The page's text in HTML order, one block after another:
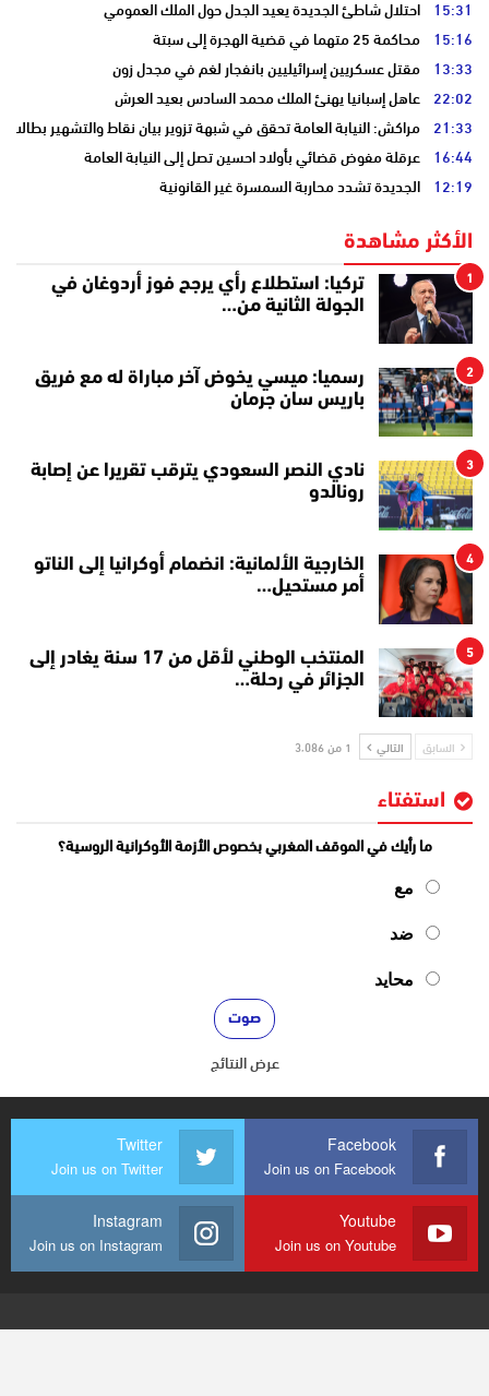
15:31 احتلال شاطئ الجديدة يعيد الجدل حول الملك العمومي
15:16 محاكمة 25 متهما في قضية الهجرة إلى سبتة
13:33 مقتل عسكريين إسرائيليين بانفجار لغم في مجدل زون
22:02 عاهل إسبانيا يهنئ الملك محمد السادس بعيد العرش
21:33 مراكش: النيابة العامة تحقق في شبهة تزوير بيان نقاط والتشهير بطالب
16:44 عرقلة مفوض قضائي بأولاد احسين تصل إلى النيابة العامة
12:19 الجديدة تشدد محاربة السمسرة غير القانونية
الأكثر مشاهدة
1
تركيا: استطلاع رأي يرجح فوز أردوغان في
الجولة الثانية من…
2
رسميا: ميسي يخوض آخر مباراة له مع فريق
باريس سان جرمان
3
نادي النصر السعودي يترقب تقريرا عن إصابة
رونالدو
4
الخارجية الألمانية: انضمام أوكرانيا إلى الناتو
أمر مستحيل…
5
المنتخب الوطني لأقل من 17 سنة يغادر إلى
الجزائر في رحلة…
السابق التالي 1 من 3٬086
استفتاء
ما رأيك في الموقف المغربي بخصوص الأزمة الأوكرانية الروسية؟
مع
ضد
محايد
عرض النتائج
Facebook
Join us on Facebook
Twitter
Join us on Twitter
Youtube
Join us on Youtube
Instagram
Join us on Instagram